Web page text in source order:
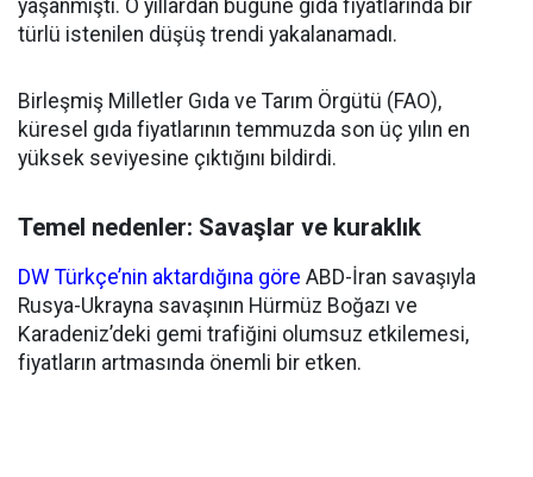
yaşanmıştı. O yıllardan bugüne gıda fiyatlarında bir
türlü istenilen düşüş trendi yakalanamadı.
Birleşmiş Milletler Gıda ve Tarım Örgütü (FAO),
küresel gıda fiyatlarının temmuzda son üç yılın en
yüksek seviyesine çıktığını bildirdi.
Temel nedenler: Savaşlar ve kuraklık
DW Türkçe’nin aktardığına göre ABD-İran savaşıyla
Rusya-Ukrayna savaşının Hürmüz Boğazı ve
Karadeniz’deki gemi trafiğini olumsuz etkilemesi,
fiyatların artmasında önemli bir etken.